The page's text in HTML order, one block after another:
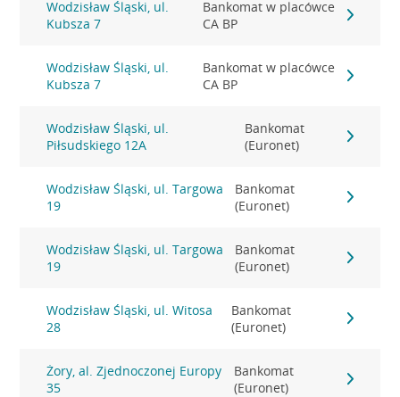
Wodzisław Śląski, ul.
Kubsza 7
Bankomat w placówce
CA BP
Wodzisław Śląski, ul.
Kubsza 7
Bankomat w placówce
CA BP
Wodzisław Śląski, ul.
Piłsudskiego 12A
Bankomat
(Euronet)
Wodzisław Śląski, ul. Targowa
19
Bankomat
(Euronet)
Wodzisław Śląski, ul. Targowa
19
Bankomat
(Euronet)
Wodzisław Śląski, ul. Witosa
28
Bankomat
(Euronet)
Żory, al. Zjednoczonej Europy
35
Bankomat
(Euronet)